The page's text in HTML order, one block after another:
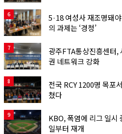
6
5·18 여성사 재조명돼
의 과제는 ‘경청’
7
광주FTA통상진흥센터,
권 네트워크 강화
8
전국 RCY 1200명 목포
쳤다
9
KBO, 폭염에 리그 일
일부터 재개